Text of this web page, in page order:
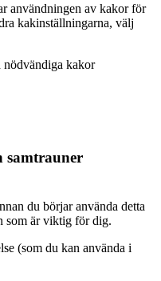
användningen av kakor för
kakinställningarna, välj
nödvändiga kakor
samtrauner
du börjar använda detta
som är viktig för dig.
(som du kan använda i